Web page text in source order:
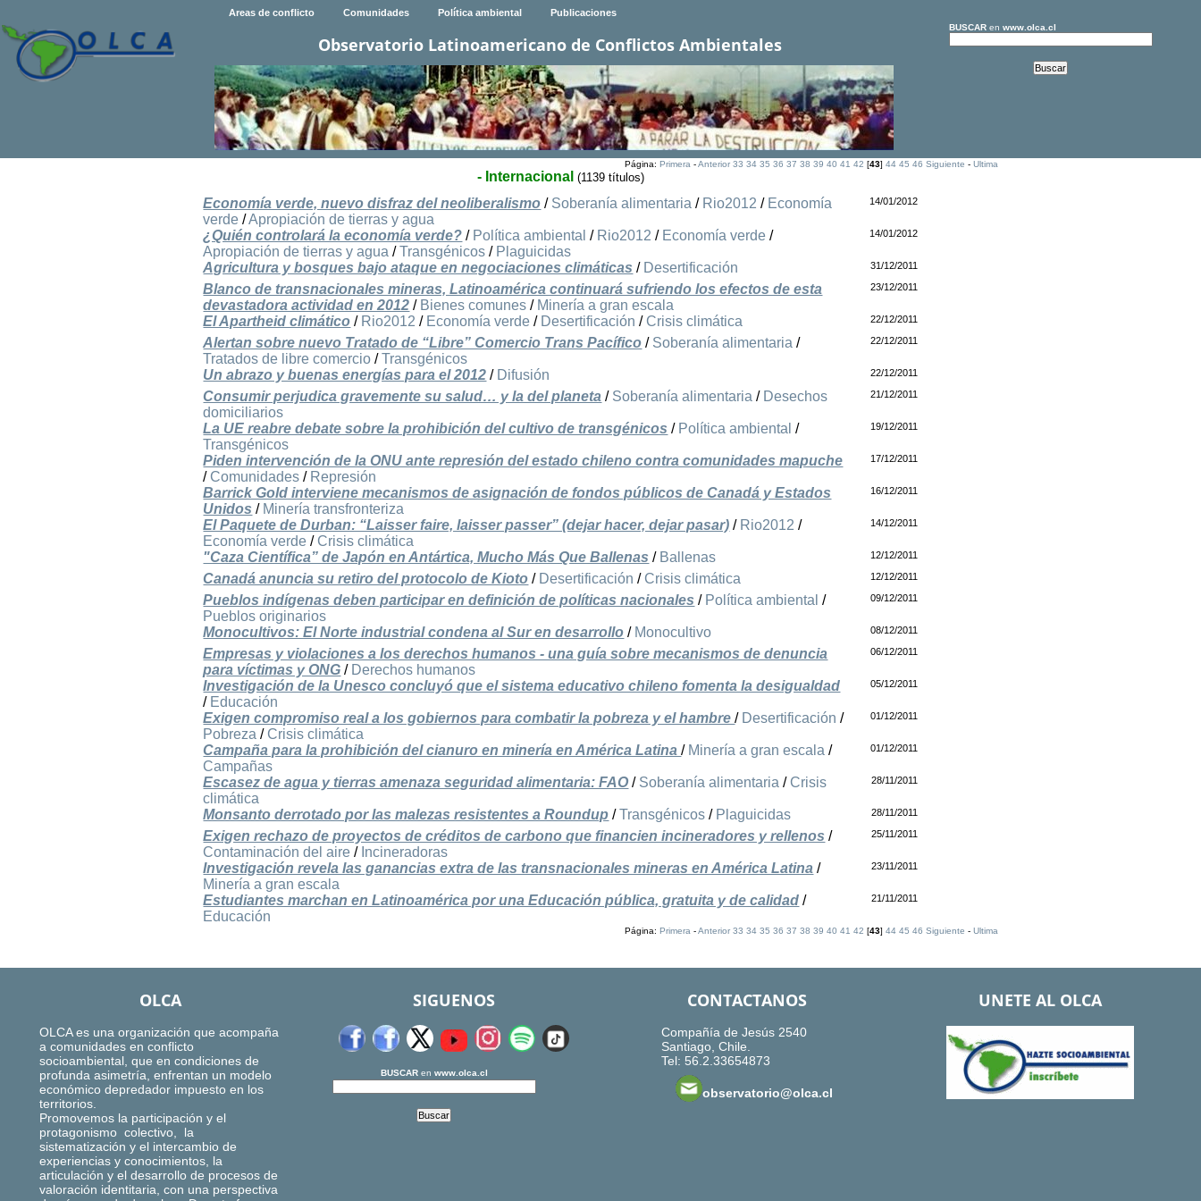
Areas de conflicto Comunidades Política ambiental Publicaciones
Observatorio Latinoamericano de Conflictos Ambientales
BUSCARen www.olca.cl
Página: Primera-Anterior 33 34 35 36 37 38 39 40 41 42 [43] 44 45 46 Siguiente - Ultima
- Internacional (1139 títulos)
Economía verde, nuevo disfraz del neoliberalismo / Soberanía alimentaria / Rio2012 / Economía
verde /Apropiación de tierras y agua
14/01/2012
¿Quién controlará la economía verde? / Política ambiental / Rio2012 / Economía verde /
Apropiación de tierras y agua /Transgénicos / Plaguicidas
14/01/2012
Agricultura y bosques bajo ataque en negociaciones climáticas / Desertificación 31/12/2011
Blanco de transnacionales mineras, Latinoamérica continuará sufriendo los efectos de esta
devastadora actividad en 2012 / Bienes comunes / Minería a gran escala
23/12/2011
El Apartheid climático / Rio2012 / Economía verde / Desertificación / Crisis climática 22/12/2011
Alertan sobre nuevo Tratado de “Libre” Comercio Trans Pacífico / Soberanía alimentaria /
Tratados de libre comercio /Transgénicos
22/12/2011
Un abrazo y buenas energías para el 2012 / Difusión 22/12/2011
Consumir perjudica gravemente su salud… y la del planeta / Soberanía alimentaria / Desechos
domiciliarios
21/12/2011
La UE reabre debate sobre la prohibición del cultivo de transgénicos / Política ambiental /
Transgénicos
19/12/2011
Piden intervención de la ONU ante represión del estado chileno contra comunidades mapuche
/ Comunidades / Represión
17/12/2011
Barrick Gold interviene mecanismos de asignación de fondos públicos de Canadá y Estados
Unidos / Minería transfronteriza
16/12/2011
El Paquete de Durban: “Laisser faire, laisser passer” (dejar hacer, dejar pasar) / Rio2012 /
Economía verde / Crisis climática
14/12/2011
"Caza Científica” de Japón en Antártica, Mucho Más Que Ballenas / Ballenas 12/12/2011
Canadá anuncia su retiro del protocolo de Kioto / Desertificación / Crisis climática 12/12/2011
Pueblos indígenas deben participar en definición de políticas nacionales / Política ambiental /
Pueblos originarios
09/12/2011
Monocultivos: El Norte industrial condena al Sur en desarrollo / Monocultivo 08/12/2011
Empresas y violaciones a los derechos humanos - una guía sobre mecanismos de denuncia
para víctimas y ONG / Derechos humanos
06/12/2011
Investigación de la Unesco concluyó que el sistema educativo chileno fomenta la desigualdad
/ Educación
05/12/2011
Exigen compromiso real a los gobiernos para combatir la pobreza y el hambre/ Desertificación /
Pobreza / Crisis climática
01/12/2011
Campaña para la prohibición del cianuro en minería en América Latina/ Minería a gran escala /
Campañas
01/12/2011
Escasez de agua y tierras amenaza seguridad alimentaria: FAO / Soberanía alimentaria / Crisis
climática
28/11/2011
Monsanto derrotado por las malezas resistentes a Roundup /Transgénicos / Plaguicidas 28/11/2011
Exigen rechazo de proyectos de créditos de carbono que financien incineradores y rellenos /
Contaminación del aire / Incineradoras
25/11/2011
Investigación revela las ganancias extra de las transnacionales mineras en América Latina /
Minería a gran escala
23/11/2011
Estudiantes marchan en Latinoamérica por una Educación pública, gratuita y de calidad /
Educación
21/11/2011
Página: Primera-Anterior 33 34 35 36 37 38 39 40 41 42 [43] 44 45 46 Siguiente - Ultima
OLCA
OLCA es una organización que acompaña
a comunidades en conflicto
socioambiental, que en condiciones de
profunda asimetría, enfrentan un modelo
económico depredador impuesto en los
territorios.
Promovemos la participación y el
protagonismo colectivo, la
sistematización y el intercambio de
experiencias y conocimientos, la
articulación y el desarrollo de procesos de
valoración identitaria, con una perspectiva
SIGUENOS
BUSCARen www.olca.cl
CONTACTANOS
Compañía de Jesús 2540
Santiago, Chile.
Tel: 56.2.33654873
observatorio@olca.cl
UNETE AL OLCA